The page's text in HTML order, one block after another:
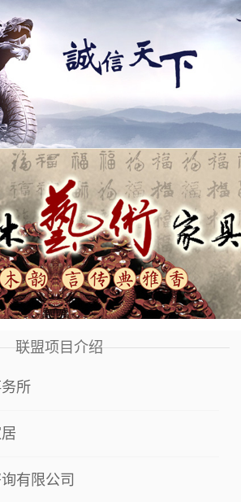
联盟项目介绍
所
有限公司